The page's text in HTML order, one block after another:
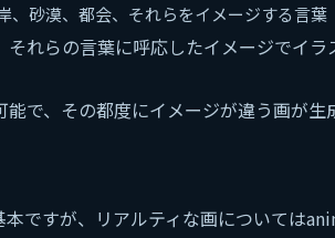
、砂漠、都会、それらをイメージする言葉
れらの言葉に呼応したイメージでイラ
で、その都度にイメージが違う画が生
ですが、リアルティな画については